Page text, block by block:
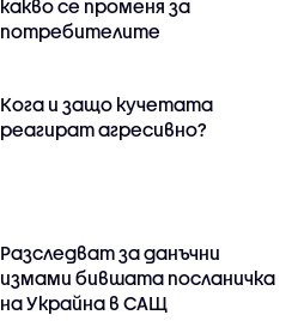
какво се променя за
потребителите
Кога и защо кучетата
реагират агресивно?
Разследват за данъчни
измами бившата посланичка
на Украйна в САЩ